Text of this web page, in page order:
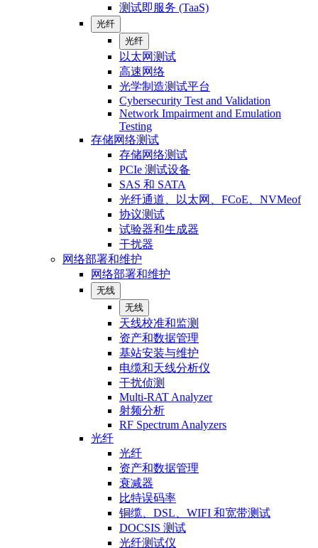
测试即服务 (TaaS)
光纤
光纤
以太网测试
高速网络
光学制造测试平台
Cybersecurity Test and Validation
Network Impairment and Emulation
Testing
存储网络测试
存储网络测试
PCIe 测试设备
SAS 和 SATA
光纤通道、以太网、FCoE、NVMeof
协议测试
试验器和生成器
干扰器
网络部署和维护
网络部署和维护
无线
无线
天线校准和监测
资产和数据管理
基站安装与维护
电缆和天线分析仪
干扰侦测
Multi-RAT Analyzer
射频分析
RF Spectrum Analyzers
光纤
光纤
资产和数据管理
衰减器
比特误码率
铜缆、DSL、WIFI 和宽带测试
DOCSIS 测试
光纤测试仪